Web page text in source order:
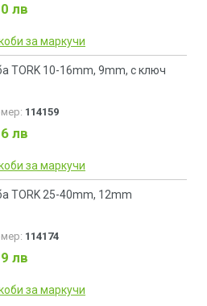
лв
за маркучи
TORK 10-16mm, 9mm, с ключ
114159
лв
за маркучи
TORK 25-40mm, 12mm
114174
лв
за маркучи